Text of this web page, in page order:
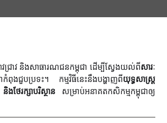
ជ្រាវ និងសាធារណជនកម្ពុជា ដើម្បីស្វែងយល់ពីសារៈ
កំពុងជួបប្រទះ។ កម្មវិធីនេះនឹងបង្ហាញពីយុទ្ធសាស្ត្រ
ថែរក្សាបរិស្ថាន សម្រាប់អនាគតកសិកម្មកម្ពុជាឲ្យ